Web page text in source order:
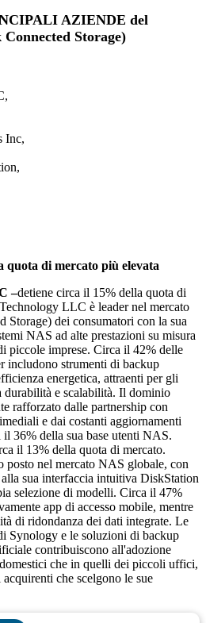
AZIENDE del
Storage)
Inc,
quota di mercato più elevata
–detiene circa il 15% della quota di
LLC è leader nel mercato
dei consumatori con la sua
NAS ad alte prestazioni su misura
piccole imprese. Circa il 42% delle
includono strumenti di backup
energetica, attraenti per gli
durabilità e scalabilità. Il dominio
rafforzato dalle partnership con
e dai costanti aggiornamenti
36% della sua base utenti NAS.
il 13% della quota di mercato.
posto nel mercato NAS globale, con
sua interfaccia intuitiva DiskStation
selezione di modelli. Circa il 47%
app di accesso mobile, mentre
di ridondanza dei dati integrate. Le
Synology e le soluzioni di backup
contribuiscono all'adozione
che in quelli dei piccoli uffici,
che scelgono le sue